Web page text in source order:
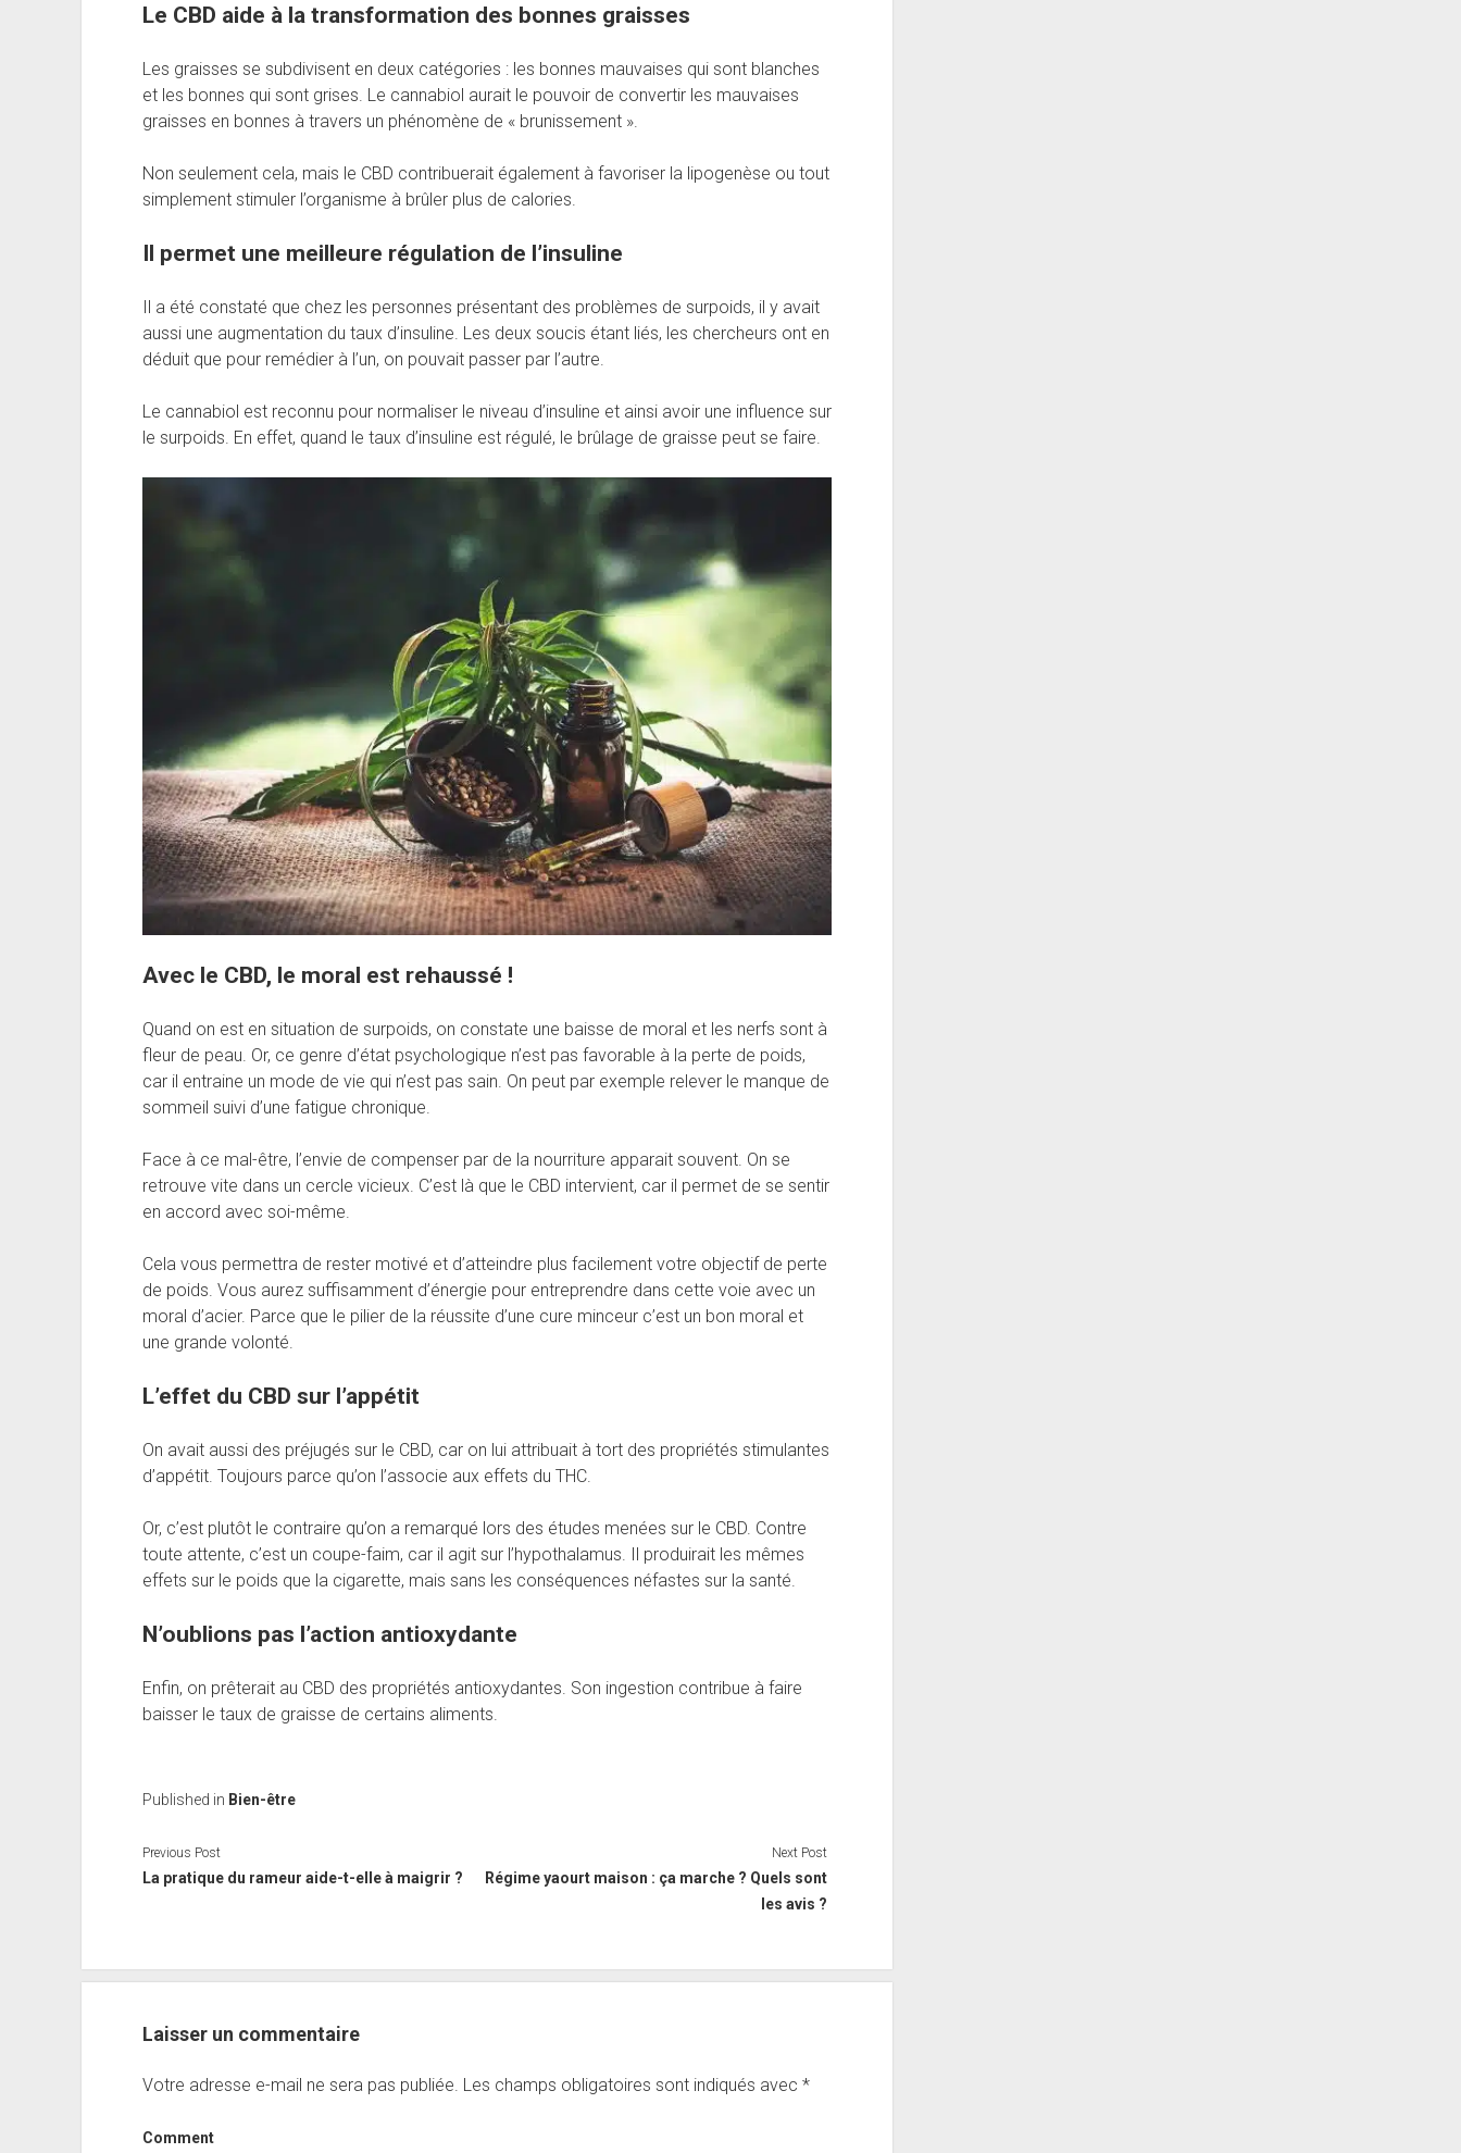
Le CBD aide à la transformation des bonnes graisses
Les graisses se subdivisent en deux catégories : les bonnes mauvaises qui sont blanches
et les bonnes qui sont grises. Le cannabiol aurait le pouvoir de convertir les mauvaises
graisses en bonnes à travers un phénomène de « brunissement ».
Non seulement cela, mais le CBD contribuerait également à favoriser la lipogenèse ou tout
simplement stimuler l’organisme à brûler plus de calories.
Il permet une meilleure régulation de l’insuline
Il a été constaté que chez les personnes présentant des problèmes de surpoids, il y avait
aussi une augmentation du taux d’insuline. Les deux soucis étant liés, les chercheurs ont en
déduit que pour remédier à l’un, on pouvait passer par l’autre.
Le cannabiol est reconnu pour normaliser le niveau d’insuline et ainsi avoir une influence sur
le surpoids. En effet, quand le taux d’insuline est régulé, le brûlage de graisse peut se faire.
Avec le CBD, le moral est rehaussé !
Quand on est en situation de surpoids, on constate une baisse de moral et les nerfs sont à
fleur de peau. Or, ce genre d’état psychologique n’est pas favorable à la perte de poids,
car il entraine un mode de vie qui n’est pas sain. On peut par exemple relever le manque de
sommeil suivi d’une fatigue chronique.
Face à ce mal-être, l’envie de compenser par de la nourriture apparait souvent. On se
retrouve vite dans un cercle vicieux. C’est là que le CBD intervient, car il permet de se sentir
en accord avec soi-même.
Cela vous permettra de rester motivé et d’atteindre plus facilement votre objectif de perte
de poids. Vous aurez suffisamment d’énergie pour entreprendre dans cette voie avec un
moral d’acier. Parce que le pilier de la réussite d’une cure minceur c’est un bon moral et
une grande volonté.
L’effet du CBD sur l’appétit
On avait aussi des préjugés sur le CBD, car on lui attribuait à tort des propriétés stimulantes
d’appétit. Toujours parce qu’on l’associe aux effets du THC.
Or, c’est plutôt le contraire qu’on a remarqué lors des études menées sur le CBD. Contre
toute attente, c’est un coupe-faim, car il agit sur l’hypothalamus. Il produirait les mêmes
effets sur le poids que la cigarette, mais sans les conséquences néfastes sur la santé.
N’oublions pas l’action antioxydante
Enfin, on prêterait au CBD des propriétés antioxydantes. Son ingestion contribue à faire
baisser le taux de graisse de certains aliments.
Published in Bien-être
Previous Post
La pratique du rameur aide-t-elle à maigrir ?
Next Post
Régime yaourt maison : ça marche ? Quels sont
les avis ?
Laisser un commentaire
Votre adresse e-mail ne sera pas publiée. Les champs obligatoires sont indiqués avec *
Comment